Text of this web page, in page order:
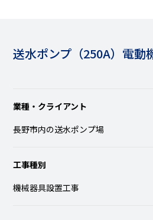
送水ポンプ（250A）電動
業種・クライアント
長野市内の送水ポンプ場
工事種別
機械器具設置工事